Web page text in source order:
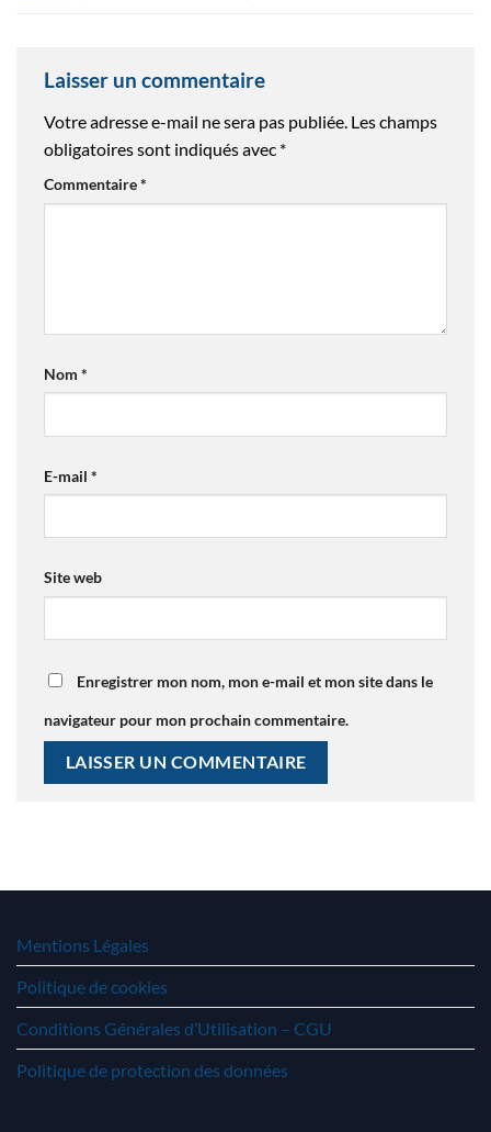
Laisser un commentaire
Votre adresse e-mail ne sera pas publiée. Les champs
obligatoires sont indiqués avec *
Commentaire*
Nom *
E-mail *
Site web
Enregistrer mon nom, mon e-mail et mon site dans le
navigateur pour mon prochain commentaire.
Mentions Légales
Politique de cookies
Conditions Générales d’Utilisation – CGU
Politique de protection des données